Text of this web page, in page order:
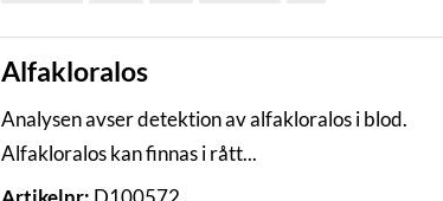
Alfakloralos
Analysen avser detektion av alfakloralos i blod.
Alfakloralos kan finnas i rått...